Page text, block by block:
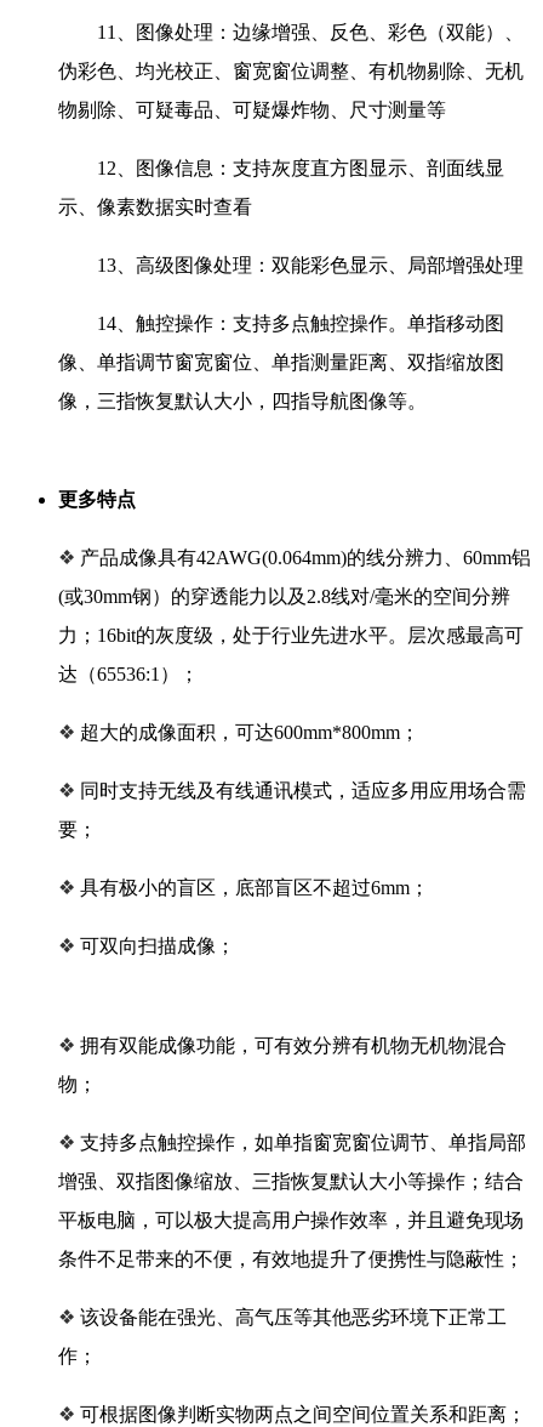
11、图像处理：边缘增强、反色、彩色（双能）、
伪彩色、均光校正、窗宽窗位调整、有机物剔除、无机
物剔除、可疑毒品、可疑爆炸物、尺寸测量等
12、图像信息：支持灰度直方图显示、剖面线显
示、像素数据实时查看
13、高级图像处理：双能彩色显示、局部增强处理
14、触控操作：支持多点触控操作。单指移动图
像、单指调节窗宽窗位、单指测量距离、双指缩放图
像，三指恢复默认大小，四指导航图像等。
更多特点
❖ 产品成像具有42AWG(0.064mm)的线分辨力、60mm铝
(或30mm钢）的穿透能力以及2.8线对/毫米的空间分辨
力；16bit的灰度级，处于行业先进水平。层次感最高可
达（65536:1）；
❖ 超大的成像面积，可达600mm*800mm；
❖ 同时支持无线及有线通讯模式，适应多用应用场合需
要；
❖ 具有极小的盲区，底部盲区不超过6mm；
❖ 可双向扫描成像；
❖ 拥有双能成像功能，可有效分辨有机物无机物混合
物；
❖ 支持多点触控操作，如单指窗宽窗位调节、单指局部
增强、双指图像缩放、三指恢复默认大小等操作；结合
平板电脑，可以极大提高用户操作效率，并且避免现场
条件不足带来的不便，有效地提升了便携性与隐蔽性；
❖ 该设备能在强光、高气压等其他恶劣环境下正常工
作；
❖ 可根据图像判断实物两点之间空间位置关系和距离；